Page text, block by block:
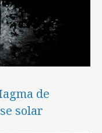
de
solar